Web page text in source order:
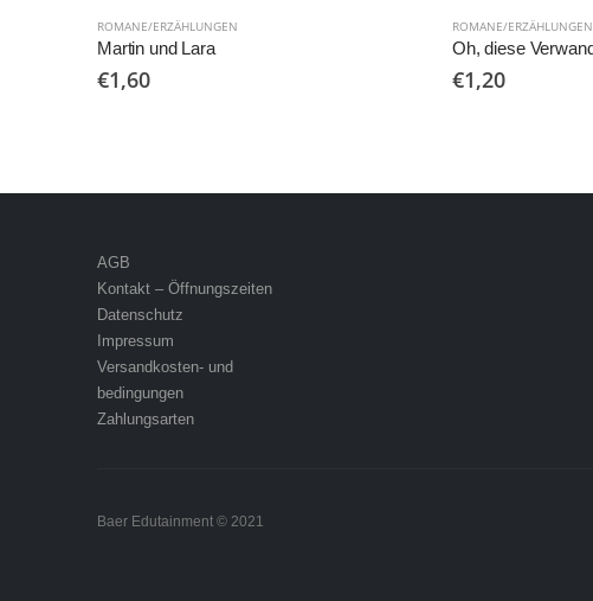
ROMANE/ERZÄHLUNGEN
Martin und Lara
€1,60
ROMANE/ERZÄHLUNGEN
€1,20
AGB
Kontakt – Öffnungszeiten
Datenschutz
Impressum
Versandkosten- und
bedingungen
Zahlungsarten
Baer Edutainment © 2021